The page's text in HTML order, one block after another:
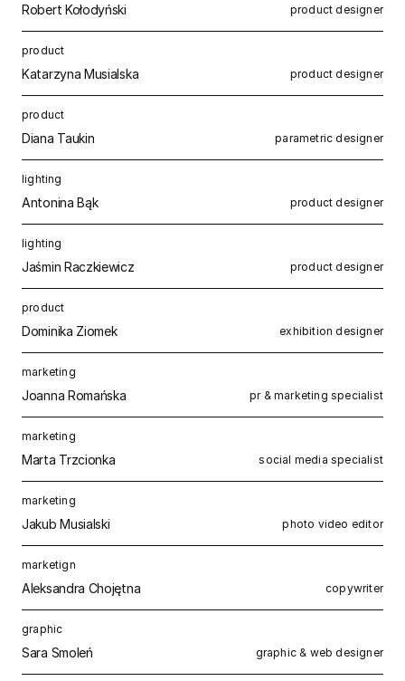
Robert Kołodyński product designer
product
Katarzyna Musialska product designer
product
Diana Taukin parametric designer
lighting
Antonina Bąk product designer
lighting
Jaśmin Raczkiewicz product designer
product
Dominika Ziomek exhibition designer
marketing
Joanna Romańska pr & marketing specialist
marketing
Marta Trzcionka social media specialist
marketing
Jakub Musialski photo video editor
marketign
Aleksandra Chojętna copywriter
graphic
Sara Smoleń graphic & web designer